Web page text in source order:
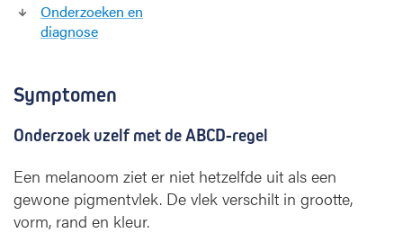
Onderzoeken en
diagnose
Symptomen
Onderzoek uzelf met de ABCD-regel
Een melanoom ziet er niet hetzelfde uit als een
gewone pigmentvlek. De vlek verschilt in grootte,
vorm, rand en kleur.